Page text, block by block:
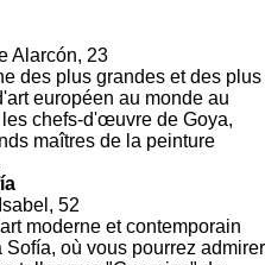
Alarcón, 23
des plus grandes et des plus
européen au monde au
chefs-d'œuvre de Goya,
maîtres de la peinture
52
moderne et contemporain
où vous pourrez admirer